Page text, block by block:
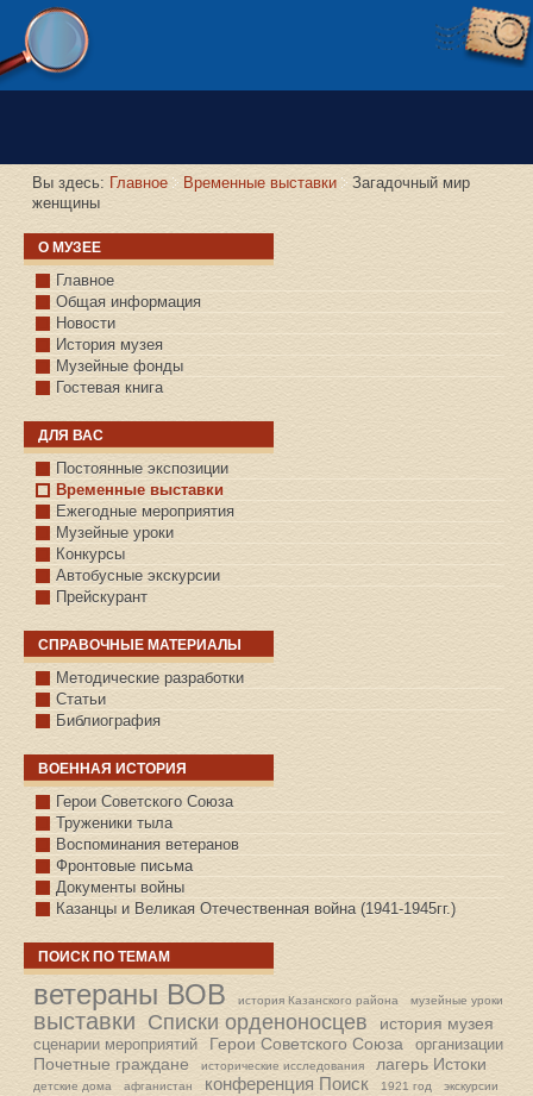
Версия сайта для слабовидящих
Вы здесь: Главное Временные выставки
Загадочный мир
женщины
О МУЗЕЕ
Главное
Общая информация
Новости
История музея
Музейные фонды
Гостевая книга
ДЛЯ ВАС
Постоянные экспозиции
Временные выставки
Ежегодные мероприятия
Музейные уроки
Конкурсы
Автобусные экскурсии
Прейскурант
СПРАВОЧНЫЕ МАТЕРИАЛЫ
Методические разработки
Статьи
Библиография
ВОЕННАЯ ИСТОРИЯ
С.КАЗАНСКОЕ
Герои Советского Союза
Труженики тыла
Воспоминания ветеранов
Фронтовые письма
Документы войны
Казанцы и Великая Отечественная война (1941-1945гг.)
ПОИСК ПО ТЕМАМ
ветераны ВОВ история Казанского района музейные уроки
выставки Списки орденоносцев история музея
сценарии мероприятий Герои Советского Союза организации
Почетные граждане исторические исследования лагерь Истоки
детские дома афганистан конференция Поиск 1921 год
экскурсии